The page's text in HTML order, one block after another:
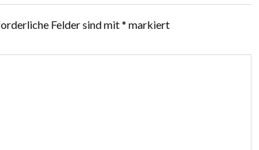
Felder sind mit* markiert